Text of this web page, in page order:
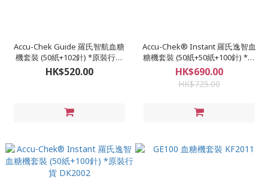
Accu-Chek Guide 羅氏智航血糖
機套裝 (50紙+102針) *原裝行貨
DK2001
HK$520.00
Accu-Chek® Instant 羅氏逸智血
糖機套裝 (50紙+50紙+100針) *原
裝行貨
HK$690.00
HK$725.00